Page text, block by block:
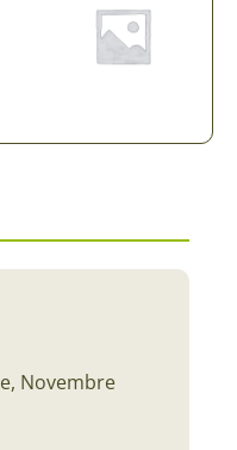
Novembre